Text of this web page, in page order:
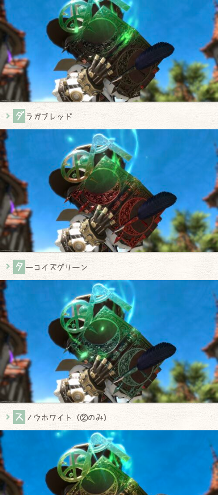
ダ ラガブレッド
タ ーコイズグリーン
ス ノウホワイト（②のみ）